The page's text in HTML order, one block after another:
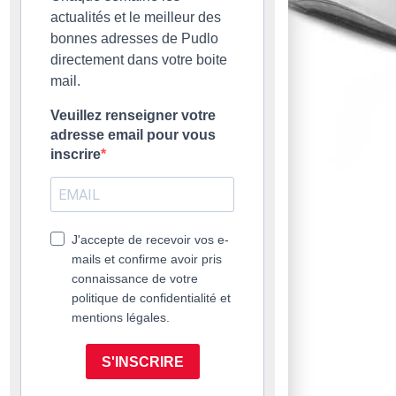
actualités et le meilleur des
bonnes adresses de Pudlo
directement dans votre boite
mail.
Veuillez renseigner votre
adresse email pour vous
inscrire
J'accepte de recevoir vos e-
mails et confirme avoir pris
connaissance de votre
politique de confidentialité et
mentions légales.
S'INSCRIRE